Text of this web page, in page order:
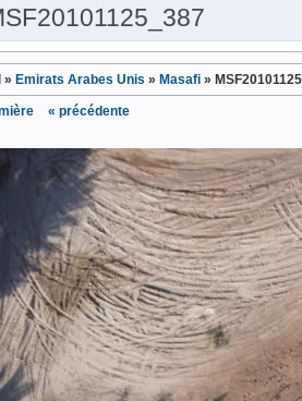
» Emirats Arabes Unis » Masafi »
« précédente